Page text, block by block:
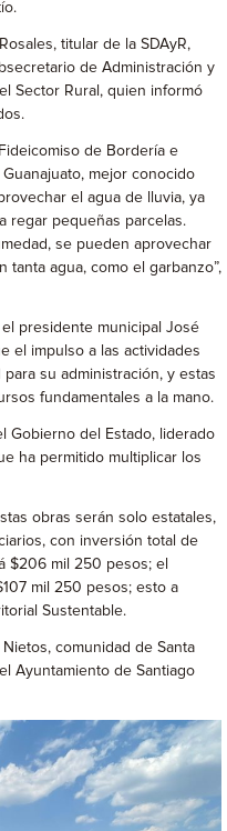
titular de la SDAyR,
de Administración y
Sector Rural, quien informó
de Bordería e
mejor conocido
el agua de lluvia, ya
regar pequeñas parcelas.
se pueden aprovechar
agua, como el garbanzo”,
presidente municipal José
el impulso a las actividades
su administración, y estas
fundamentales a la mano.
Gobierno del Estado, liderado
ha permitido multiplicar los
obras serán solo estatales,
con inversión total de
$206 mil 250 pesos; el
mil 250 pesos; esto a
Sustentable.
comunidad de Santa
Ayuntamiento de Santiago